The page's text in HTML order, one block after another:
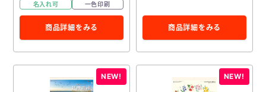
名入れ可 一色印刷
商品詳細をみる 商品詳細をみる